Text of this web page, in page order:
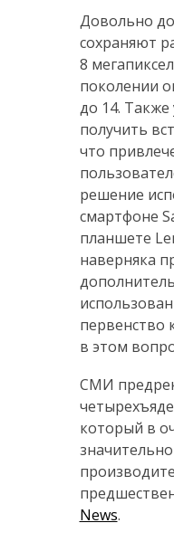
Довольно
сохраняют
8
поколении
до 14.
получить
что
решение
смартфоне
планшете
наверняка
первенство
в этом
СМИ
который в
News.